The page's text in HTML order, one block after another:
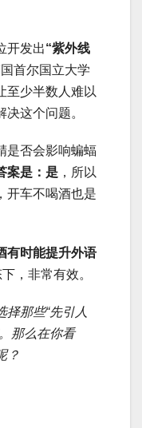
开发出“紫外线
首尔国立大学
至少半数人难以
这个问题。
是否会影响蝙蝠
案是：是 ，所以
开车不喝酒也是
有时能提升外语
，非常有效。
那些“先引人
那么在你看
？